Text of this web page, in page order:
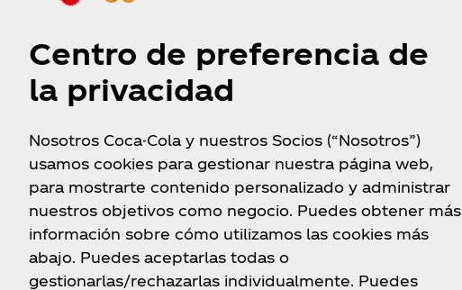
Centro de preferencia de
la privacidad
Nosotros Coca-Cola y nuestros Socios (“Nosotros”)
usamos cookies para gestionar nuestra página web,
para mostrarte contenido personalizado y administrar
nuestros objetivos como negocio. Puedes obtener más
información sobre cómo utilizamos las cookies más
abajo. Puedes aceptarlas todas o
gestionarlas/rechazarlas individualmente. Puedes